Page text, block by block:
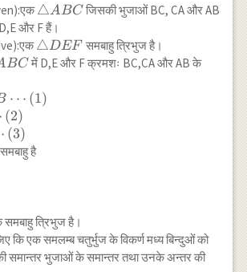
\triangle
ABC
△ABC जिसकी भुजाओं BC, CA और AB
और F हैं।
\triangle
DEF
△DEF समबाहु त्रिभुज है।
BC में D,E और F क्रमशः BC,CA और AB के
⋯ (1)
(2)
(3)
है
समबाहु त्रिभुज है।
कि एक समलम्ब चतुर्भुज के विकर्ण मध्य बिन्दुओं को
समान्तर भुजाओं के समान्तर तथा उनके अन्तर की